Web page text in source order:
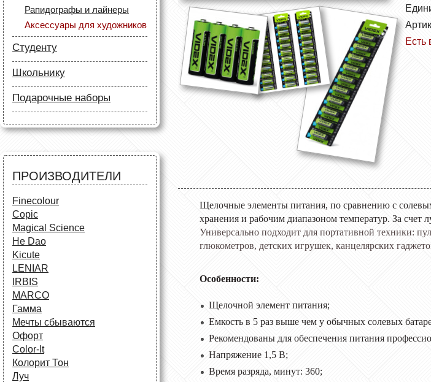
Рапидографы и лайнеры
Аксессуары для художников
Студенту
Бумага
Лайнеры
Маркеры
Карандаши
Все для черчения
Школьнику
Бумага
Маркеры
Все для черчения
Все для творчества
Аксессуары для
школьников
Подарочные наборы
Карандаши
Краски и кисти
ПРОИЗВОДИТЕЛИ
Finecolour
Copic
Magical Science
He Dao
Kicute
LENIAR
IRBIS
MARCO
Гамма
Мечты сбываются
Офорт
Сolor-It
Колорит Тон
Луч
Есть
Щелочные элементы питания, по сравнению с
хранения и рабочим диапазоном температур. За счет
Универсально подходит для портативной техники:
глюкометров, детских игрушек, канцелярских
Особенности:
Щелочной элемент питания;
Емкость в 5 раз выше чем у обычных солевых
Рекомендованы для обеспечения питания
Напряжение 1,5 В;
Время разряда, минут: 360;